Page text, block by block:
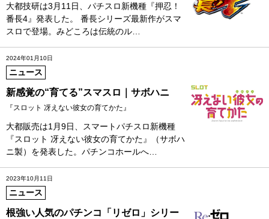
大都技研は3月11日、パチスロ新機種『押忍！
番長4』発表した。 番長シリーズ最新作がスマ
スロで登場。みどころは伝統のル…
2024年01月10日
ニュース
新感覚の“育てる”スマスロ｜サボハニ
『スロット 冴えない彼女の育てかた』
大都販売は1月9日、スマートパチスロ新機種
『スロット 冴えない彼女の育てかた』（サボハ
ニ製）を発表した。パチンコホールへ…
2023年10月11日
ニュース
根強い人気のパチンコ「リゼロ」シリー